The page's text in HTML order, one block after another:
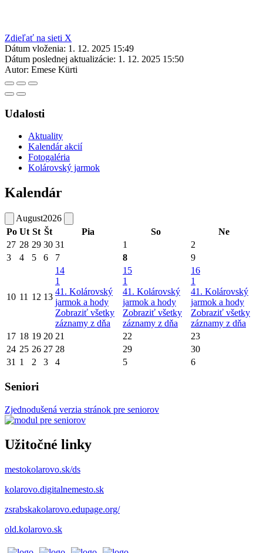
Zdieľať na sieti X
Dátum vloženia: 1. 12. 2025 15:49
Dátum poslednej aktualizácie: 1. 12. 2025 15:50
Autor: Emese Kürti
Udalosti
Aktuality
Kalendár akcií
Fotogaléria
Kolárovský jarmok
Kalendár
August2026
Po Ut St Št Pia So
Ne
27 28 29 30 31 1
2
3
4 5 6 7 8 9
10 11 12 13
14
1
41. Kolárovský
jarmok a hody
Zobraziť všetky
záznamy z dňa
15
1
41. Kolárovský
jarmok a hody
Zobraziť všetky
záznamy z dňa
16
1
41. Kolárovský
jarmok a hody
Zobraziť všetky
záznamy z dňa
17 18 19 20 21 22
23
24 25 26 27 28 29
30
31 1 2 3 4 5 6
Seniori
Zjednodušená verzia stránok pre seniorov
Užitočné linky
mestokolarovo.sk/ds
kolarovo.digitalnemesto.sk
zsrabskakolarovo.edupage.org/
old.kolarovo.sk